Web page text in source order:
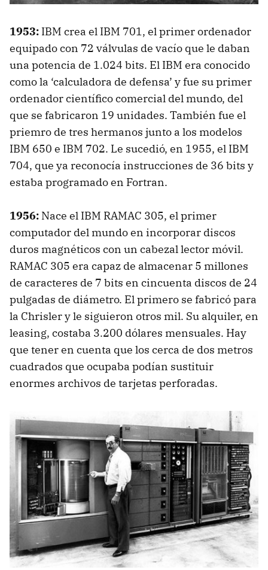
1953: IBM crea el IBM 701, el primer ordenador
equipado con 72 válvulas de vacío que le daban
una potencia de 1.024 bits. El IBM era conocido
como la ‘calculadora de defensa’ y fue su primer
ordenador científico comercial del mundo, del
que se fabricaron 19 unidades. También fue el
priemro de tres hermanos junto a los modelos
IBM 650 e IBM 702. Le sucedió, en 1955, el IBM
704, que ya reconocía instrucciones de 36 bits y
estaba programado en Fortran.
1956: Nace el IBM RAMAC 305, el primer
computador del mundo en incorporar discos
duros magnéticos con un cabezal lector móvil.
RAMAC 305 era capaz de almacenar 5 millones
de caracteres de 7 bits en cincuenta discos de 24
pulgadas de diámetro. El primero se fabricó para
la Chrisler y le siguieron otros mil. Su alquiler, en
leasing, costaba 3.200 dólares mensuales. Hay
que tener en cuenta que los cerca de dos metros
cuadrados que ocupaba podían sustituir
enormes archivos de tarjetas perforadas.